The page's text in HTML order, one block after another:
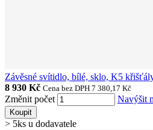
Závěsné svítidlo, bílé, sklo, K5
8 930 Kč Cena bez DPH 7 380,17 Kč
Změnit počet Navýšit
Koupit
> 5ks u dodavatele